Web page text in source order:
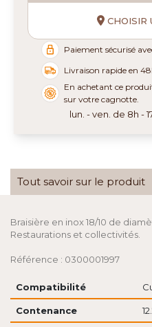
CHOISIR
Paiement sécurisé
Livraison rapide en
En achetant ce
sur votre cagnotte.
lun. - ven. de 8h -
Tout savoir sur le produit
Braisière en inox 18/10 de
Restaurations et collectivités.
Référence : 0300001997
Compatibilité
Contenance